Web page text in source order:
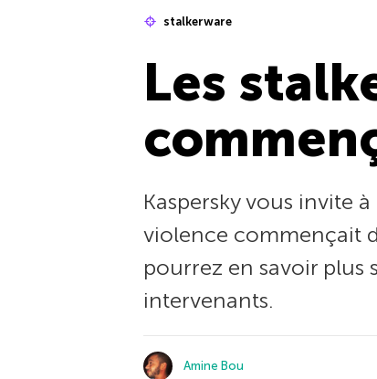
stalkerware
Les
Kaspersky vous invite
violence commençait
pourrez en savoir plus
intervenants.
Amine Bou